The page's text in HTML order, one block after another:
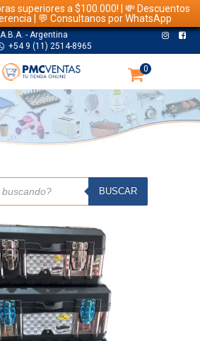
superiores a $100.000! | 💸 Descuentos
| 💬 Consultanos por WhatsApp
- Argentina
+54 9 (11) 2514-8965
0
BUSCAR